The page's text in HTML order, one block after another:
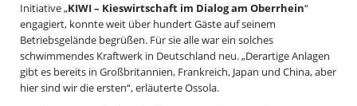
Initiative „KIWI – Kieswirtschaft im Dialog am Oberrhein“
engagiert, konnte weit über hundert Gäste auf seinem
Betriebsgelände begrüßen. Für sie alle war ein solches
schwimmendes Kraftwerk in Deutschland neu. „Derartige Anlagen
gibt es bereits in Großbritannien, Frankreich, Japan und China, aber
hier sind wir die ersten“, erläuterte Ossola.